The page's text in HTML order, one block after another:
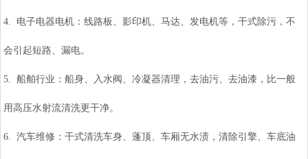
4. 电子电器电机：线路板、影印机、马达、发电机等，干式除污，不
会引起短路、漏电。
5. 船舶行业：船身、入水阀、冷凝器清理，去油污、去油漆，比一般
用高压水射流清洗更干净。
6. 汽车维修：干式清洗车身、蓬顶、车厢无水渍，清除引擎、车底油